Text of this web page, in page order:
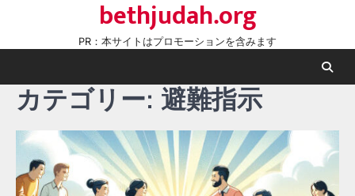
content
bethjudah.org
PR：本サイトはプロモーションを含みます
カテゴリー: 避難指示